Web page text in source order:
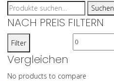
Suche
nach:
Suchen
NACH PREIS FILTERN
Min.
Filter
Vergleichen
No products to compare